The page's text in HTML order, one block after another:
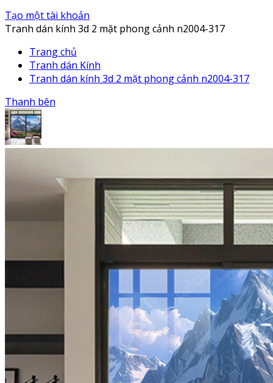
Tạo một tài khoản
Tranh dán kính 3d 2 mặt phong cảnh n2004-317
Trang chủ
Tranh dán Kính
Tranh dán kính 3d 2 mặt phong cảnh n2004-317
Thanh bên